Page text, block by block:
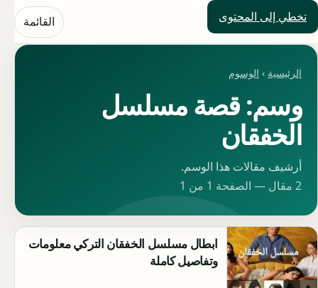
تخطي إلى المحتوى
حلول العالم القائمة
الرئيسية › الوسوم
وسم: قصة مسلسل
الخفقان
أرشيف مقالات هذا الوسم.
2 مقال — الصفحة 1 من 1
ابطال مسلسل الخفقان التركي معلومات
وتفاصيل كاملة